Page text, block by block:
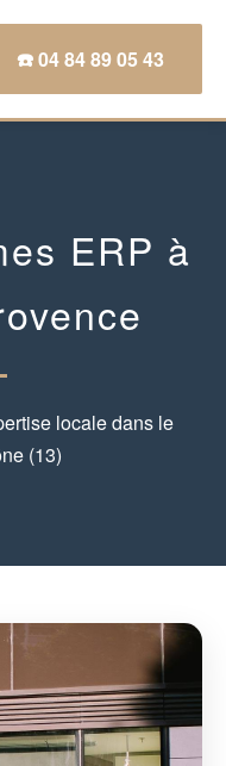
☎️ 04 84 89 05 43
ERP à
locale dans le
(13)